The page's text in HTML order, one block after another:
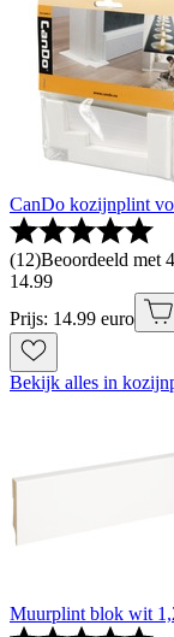
CanDo kozijnplint
(12)Beoordeeld met
14.99
Prijs: 14.99 euro
Bekijk alles in
Muurplint blok wit